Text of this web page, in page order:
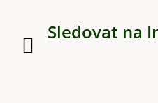
Sledovat na